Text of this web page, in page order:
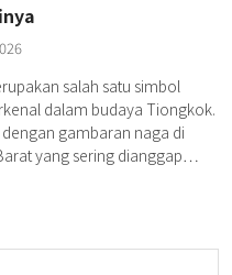
salah satu simbol
dalam budaya Tiongkok.
gambaran naga di
yang sering dianggap…